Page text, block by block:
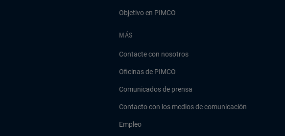
Objetivo en PIMCO
MÁS
Contacte con nosotros
Oficinas de PIMCO
Comunicados de prensa
Contacto con los medios de comunicación
Empleo